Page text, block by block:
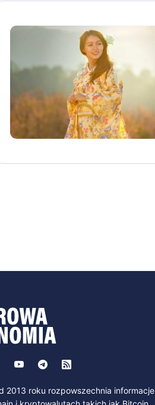
2013 roku rozpowszechnia informacje